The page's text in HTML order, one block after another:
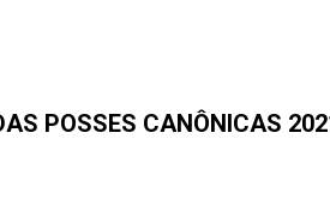
POSSES CANÔNICAS